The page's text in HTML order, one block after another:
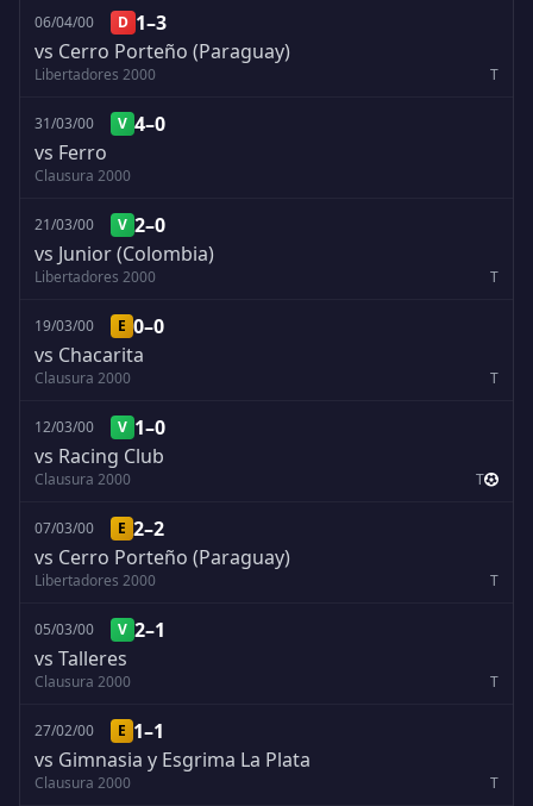
06/04/00 D 1–3
vs Cerro Porteño (Paraguay)
Libertadores 2000 T
31/03/00 V 4–0
vs Ferro
Clausura 2000
21/03/00 V 2–0
vs Junior (Colombia)
Libertadores 2000 T
19/03/00 E 0–0
vs Chacarita
Clausura 2000 T
12/03/00 V 1–0
vs Racing Club
Clausura 2000 T
07/03/00 E 2–2
vs Cerro Porteño (Paraguay)
Libertadores 2000 T
05/03/00 V 2–1
vs Talleres
Clausura 2000 T
27/02/00 E 1–1
vs Gimnasia y Esgrima La Plata
Clausura 2000 T